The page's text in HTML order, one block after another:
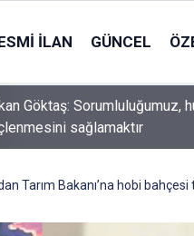
İLAN GÜNCEL
Göktaş: Sorumluluğumuz,
sağlamaktır
Tarım Bakanı’na hobi bahçesi